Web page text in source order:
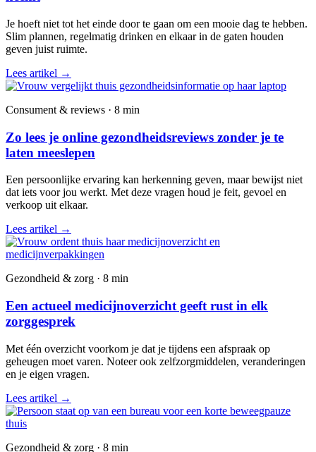
Je hoeft niet tot het einde door te gaan om een mooie dag te hebben.
Slim plannen, regelmatig drinken en elkaar in de gaten houden
geven juist ruimte.
Lees artikel →
Consument & reviews · 8 min
Zo lees je online gezondheidsreviews zonder je te
laten meeslepen
Een persoonlijke ervaring kan herkenning geven, maar bewijst niet
dat iets voor jou werkt. Met deze vragen houd je feit, gevoel en
verkoop uit elkaar.
Lees artikel →
Gezondheid & zorg · 8 min
Een actueel medicijnoverzicht geeft rust in elk
zorggesprek
Met één overzicht voorkom je dat je tijdens een afspraak op
geheugen moet varen. Noteer ook zelfzorgmiddelen, veranderingen
en je eigen vragen.
Lees artikel →
Gezondheid & zorg · 8 min